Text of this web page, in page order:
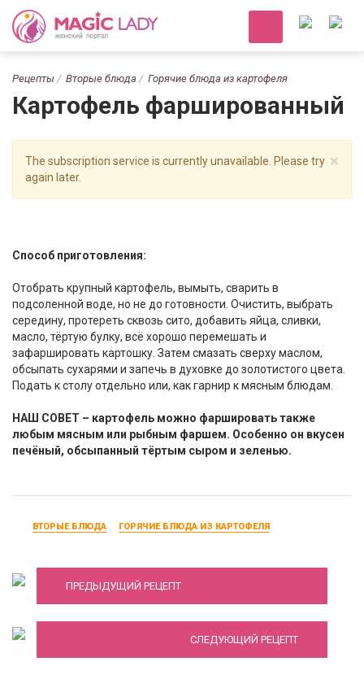
Рецепты Вторые блюда Горячие блюда из картофеля
Картофель фаршированный
×
The subscription service is currently unavailable. Please try
again later.
Способ приготовления:
Отобрать крупный картофель, вымыть, сварить в
подсоленной воде, но не до готовности. Очистить, выбрать
середину, протереть сквозь сито, добавить яйца, сливки,
масло, тёртую булку, всё хорошо перемешать и
зафаршировать картошку. Затем смазать сверху маслом,
обсыпать сухарями и запечь в духовке до золотистого цвета.
Подать к столу отдельно или, как гарнир к мясным блюдам.
НАШ СОВЕТ – картофель можно фаршировать также
любым мясным или рыбным фаршем. Особенно он вкусен
печёный, обсыпанный тёртым сыром и зеленью.
ВТОРЫЕ БЛЮДА ГОРЯЧИЕ БЛЮДА ИЗ КАРТОФЕЛЯ
ПРЕДЫДУЩИЙ РЕЦЕПТ
Грибы, тушенные с картофелем
СЛЕДУЮЩИЙ РЕЦЕПТ